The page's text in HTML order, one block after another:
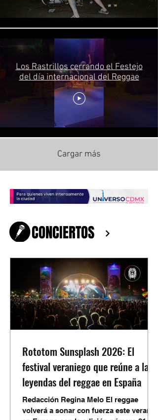
Los Rastrillos cerrando el Festejo
del día internacional del Reggae
Cargar más
CONCIERTOS
Rototom Sunsplash 2026: El
festival veraniego que reúne a las
leyendas del reggae en España
Redacción Regina Melo El reggae
volverá a sonar con fuerza este verano